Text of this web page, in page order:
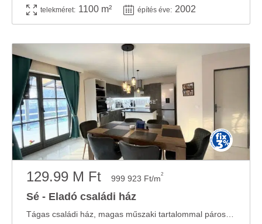
telekméret: 1100 m² építés éve: 2002
129.99 M Ft 999 923 Ft/m2
Sé - Eladó családi ház